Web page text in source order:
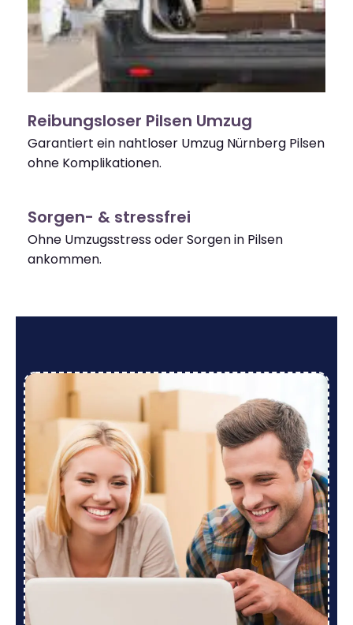
Reibungsloser Pilsen Umzug
Garantiert ein nahtloser Umzug Nürnberg Pilsen
ohne Komplikationen.
Sorgen- & stressfrei
Ohne Umzugsstress oder Sorgen in Pilsen
ankommen.